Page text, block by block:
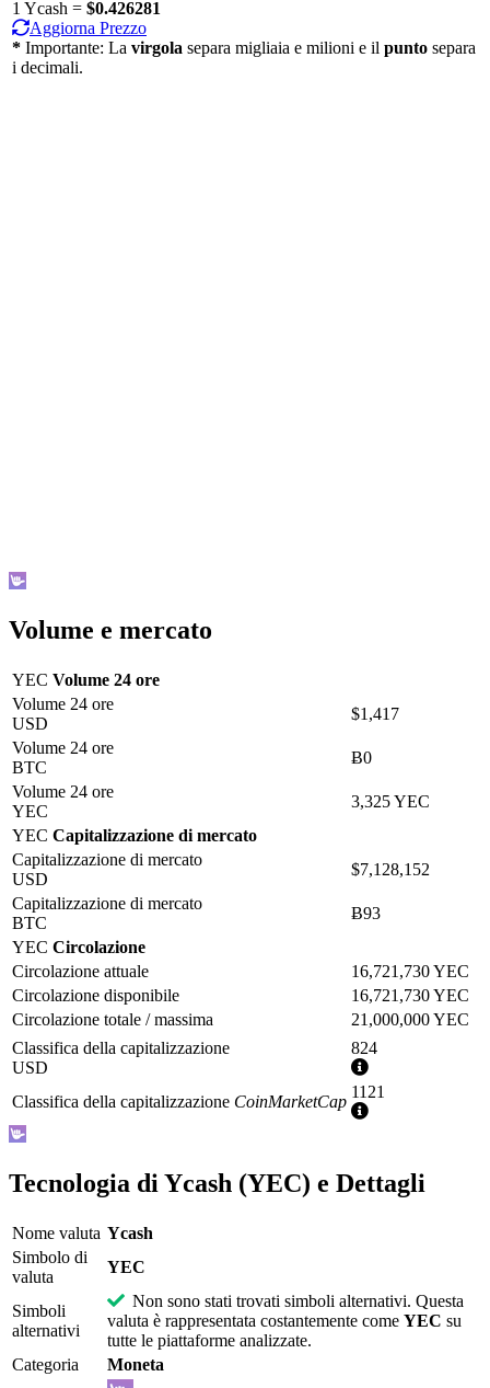
1 Ycash = $0.426281
Aggiorna Prezzo
* Importante: La virgola separa migliaia e milioni e il punto separa
i decimali.
Volume e mercato
YEC Volume 24 ore
Volume 24 ore
USD
$1,417
Volume 24 ore
BTC
Ƀ0
Volume 24 ore
YEC
3,325 YEC
YEC Capitalizzazione di mercato
Capitalizzazione di mercato
USD
$7,128,152
Capitalizzazione di mercato
BTC
Ƀ93
YEC Circolazione
Circolazione attuale
16,721,730 YEC
Circolazione disponibile
16,721,730 YEC
Circolazione totale / massima
21,000,000 YEC
Classifica della capitalizzazione
USD
824
Ulteriori
informazioni
Classifica della capitalizzazione CoinMarketCap
1121
Ulteriori
Tecnologia di Ycash (YEC) e Dettagli
Nome valuta Ycash
Simbolo di
valuta
YEC
Simboli
alternativi
Non sono stati trovati simboli alternativi. Questa
valuta è rappresentata costantemente come YEC su
tutte le piattaforme analizzate.
Categoria
Moneta